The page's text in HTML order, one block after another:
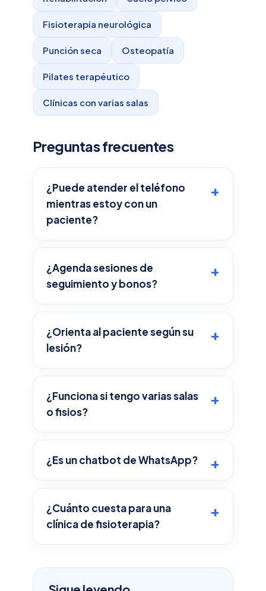
Fisioterapia neurológica
Punción seca Osteopatía
Pilates terapéutico
Clínicas con varias salas
Preguntas frecuentes
¿Puede atender el teléfono
mientras estoy con un
paciente?
¿Agenda sesiones de
seguimiento y bonos?
¿Orienta al paciente según su
lesión?
¿Funciona si tengo varias salas
o fisios?
¿Es un chatbot de WhatsApp?
¿Cuánto cuesta para una
clínica de fisioterapia?